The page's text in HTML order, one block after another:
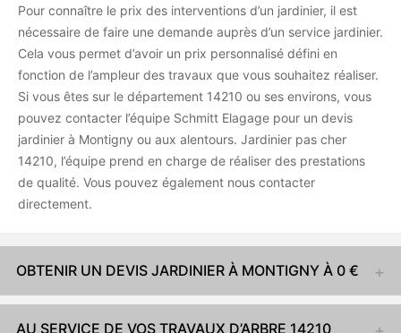
Pour connaître le prix des interventions d’un jardinier, il est
nécessaire de faire une demande auprès d’un service jardinier.
Cela vous permet d’avoir un prix personnalisé défini en
fonction de l’ampleur des travaux que vous souhaitez réaliser.
Si vous êtes sur le département 14210 ou ses environs, vous
pouvez contacter l’équipe Schmitt Elagage pour un devis
jardinier à Montigny ou aux alentours. Jardinier pas cher
14210, l’équipe prend en charge de réaliser des prestations
de qualité. Vous pouvez également nous contacter
directement.
OBTENIR UN DEVIS JARDINIER À MONTIGNY À 0 €
AU SERVICE DE VOS TRAVAUX D’ARBRE 14210